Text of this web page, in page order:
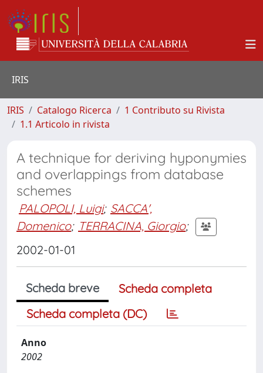
IRIS
IRIS Catalogo Ricerca
1 Contributo su Rivista
1.1 Articolo in rivista
A technique for deriving hyponymies
and overlappings from database
schemes
PALOPOLI, Luigi; SACCA',
Domenico; TERRACINA, Giorgio;
2002-01-01
Scheda breve
Scheda completa
Scheda completa (DC)
Anno
2002